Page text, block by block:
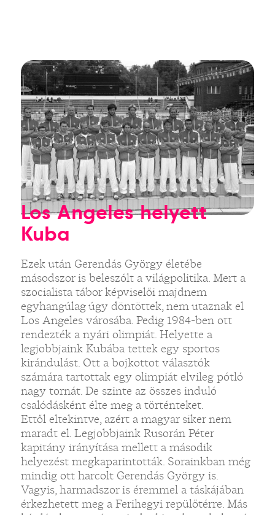
Los Angeles helyett
Kuba
Ezek után Gerendás György életébe
másodszor is beleszólt a világpolitika. Mert a
szocialista tábor képviselői majdnem
egyhangúlag úgy döntöttek, nem utaznak el
Los Angeles városába. Pedig 1984-ben ott
rendezték a nyári olimpiát. Helyette a
legjobbjaink Kubába tettek egy sportos
kirándulást. Ott a bojkottot választók
számára tartottak egy olimpiát elvileg pótló
nagy tornát. De szinte az összes induló
csalódásként élte meg a történteket.
Ettől eltekintve, azért a magyar siker nem
maradt el. Legjobbjaink Rusorán Péter
kapitány irányítása mellett a második
helyezést megkaparintották. Sorainkban még
mindig ott harcolt Gerendás György is.
Vagyis, harmadszor is éremmel a táskájában
érkezhetett meg a Ferihegyi repülőtérre. Más